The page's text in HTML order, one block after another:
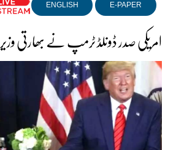
E-PAPER
ENGLISH
امریکی صدر ڈونلڈ ٹرمپ نے بھارتی